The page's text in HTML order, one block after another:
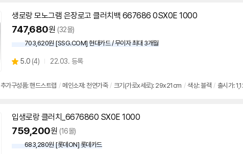
생로랑 모노그램 은장로고 클러치백 667686 0SX0E 1000
747,680원 (32몰)
703,620원 [SSG.COM] 현대카드 / 무이자 최대 3개월
별
5.0 (상
리
4) 22.03. 등록
추가구성품: 핸드스트랩 / 메인소재: 천연가죽 / 크기(가로x세로): 29x21cm / 색상: 블랙 / 출시가:
입생로랑 클러치_6676860 SX0E 1000
759,200원 (16몰)
683,280원 [롯데ON] 롯데카드